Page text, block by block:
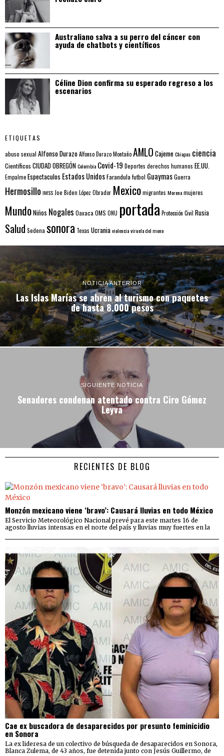
Australiano salva a su perro del cáncer con
ayuda de chatbots y científicos
Céline Dion confirma su esperado regreso a los
escenarios
ETIQUETAS
abuso sexual Alfonso DurazoAlfonso Durazo MontañoAMLO CajemeChiapas ciencia
Científicos CIUDAD OBREGÓNColombia Covid-19 Deportes derechos humanos EE.UU.
EmpalmeEspectaculos Estados UnidosFarandulafutbol GuaymasGuerra
Hermosillo IMSS Joe Biden López Obrador Mexicomigrantes Morenamujeres
MundoNiños Nogales Oaxaca OMS ONU portada Protección Civil Rusia
Salud Sedena sonora Texas Ucraniaviolenciaviruela del mono
NOTICIA ANTERIOR
Las Islas Marías se abren al turismo con paquetes
de hasta 8.000 pesos
SIGUIENTE NOTICIA
Senadores condenan atentado contra Ciro Gómez
Leyva
RECIENTES DE BLOG
Monzón mexicano viene ‘bravo’: Causará lluvias en todo México
El Servicio Meteorológico Nacional prevé para este martes 16 de
agosto lluvias intensas en el norte del país y lluvias muy fuertes en la
Cae ex buscadora de desaparecidos por presunto feminicidio
en Sonora
La ex lideresa de un colectivo de búsqueda de desaparecidos en Sonora,
Blanca Zulema, de 43 años, fue detenida junto con Jesús Guillermo, de